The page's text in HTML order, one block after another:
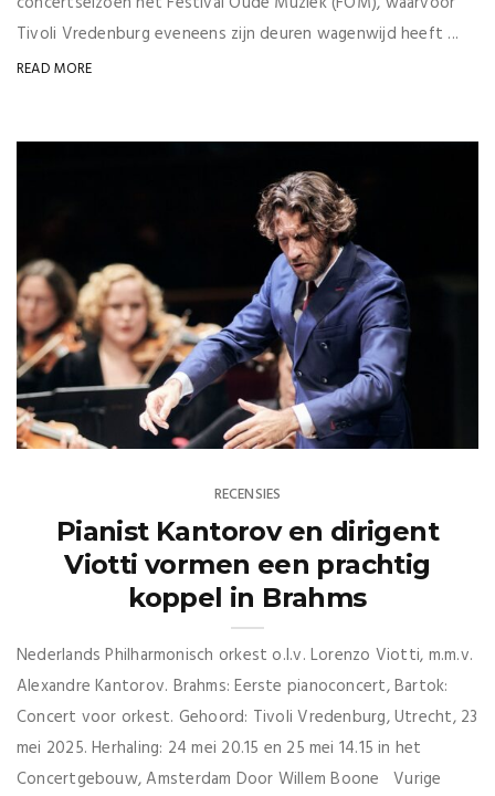
Tivoli Vredenburg eveneens zijn deuren wagenwijd heeft ...
READ MORE
RECENSIES
Pianist Kantorov en dirigent
Viotti vormen een prachtig
koppel in Brahms
Nederlands Philharmonisch orkest o.l.v. Lorenzo Viotti, m.m.v.
Alexandre Kantorov. Brahms: Eerste pianoconcert, Bartok:
Concert voor orkest. Gehoord: Tivoli Vredenburg, Utrecht, 23
mei 2025. Herhaling: 24 mei 20.15 en 25 mei 14.15 in het
Concertgebouw, Amsterdam Door Willem Boone Vurige